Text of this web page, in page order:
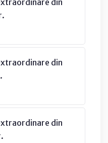
din
din